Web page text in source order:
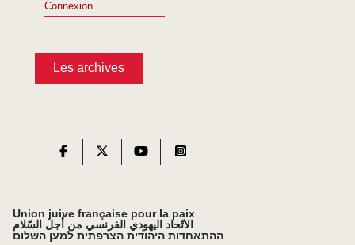
Connexion
Les archives
Union juive française pour la paix
الاتّحاد اليهودي الفرنسي من أجل السّلام
ההתאחדות היהודית הצרפתית למען השלום